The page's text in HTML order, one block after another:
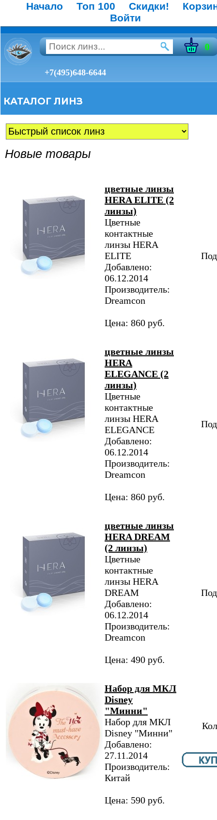
Начало Топ 100 Скидки!
Войти
0
+7(495)648-6644
КАТАЛОГ ЛИНЗ
Новые товары
цветные линзы
HERA ELITE (2
линзы)
Цветные
контактные
линзы HERA
ELITE
Добавлено:
06.12.2014
Производитель:
Dreamcon
Цена: 860 руб.
цветные линзы
HERA
ELEGANCE (2
линзы)
Цветные
контактные
линзы HERA
ELEGANCE
Добавлено:
06.12.2014
Производитель:
Dreamcon
Цена: 860 руб.
цветные линзы
HERA DREAM
(2 линзы)
Цветные
контактные
линзы HERA
DREAM
Добавлено:
06.12.2014
Производитель:
Dreamcon
Цена: 490 руб.
Набор для МКЛ
Disney
"Минни"
Набор для МКЛ
Disney "Минни"
Добавлено:
27.11.2014
Производитель:
Китай
Цена: 590 руб.